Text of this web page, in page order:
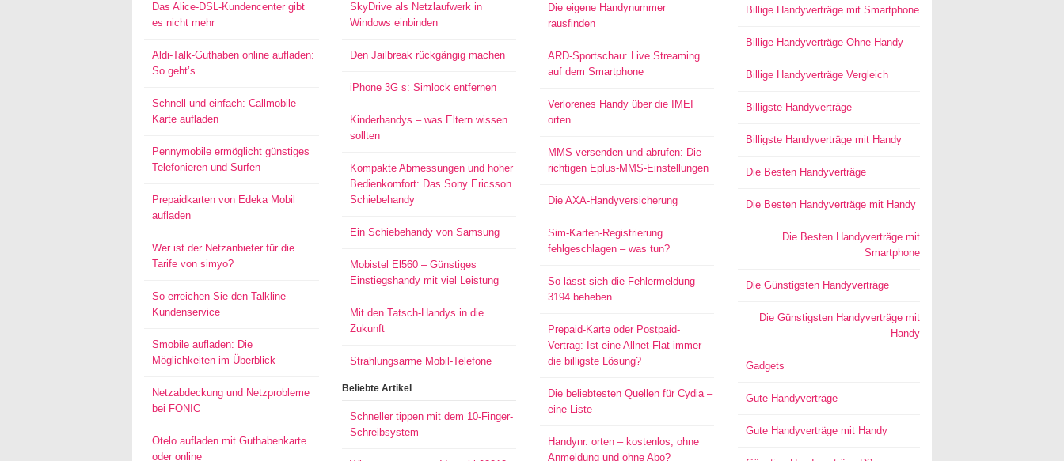
Das Alice-DSL-Kundencenter gibt
es nicht mehr
Aldi-Talk-Guthaben online aufladen:
So geht’s
Schnell und einfach: Callmobile-
Karte aufladen
Pennymobile ermöglicht günstiges
Telefonieren und Surfen
Prepaidkarten von Edeka Mobil
aufladen
Wer ist der Netzanbieter für die
Tarife von simyo?
So erreichen Sie den Talkline
Kundenservice
Smobile aufladen: Die
Möglichkeiten im Überblick
Netzabdeckung und Netzprobleme
bei FONIC
Otelo aufladen mit Guthabenkarte
oder online
SkyDrive als Netzlaufwerk in
Windows einbinden
Den Jailbreak rückgängig machen
iPhone 3G s: Simlock entfernen
Kinderhandys – was Eltern wissen
sollten
Kompakte Abmessungen und hoher
Bedienkomfort: Das Sony Ericsson
Schiebehandy
Ein Schiebehandy von Samsung
Mobistel El560 – Günstiges
Einstiegshandy mit viel Leistung
Mit den Tatsch-Handys in die
Zukunft
Strahlungsarme Mobil-Telefone
Beliebte Artikel
Schneller tippen mit dem 10-Finger-
Schreibsystem
Die eigene Handynummer
rausfinden
ARD-Sportschau: Live Streaming
auf dem Smartphone
Verlorenes Handy über die IMEI
orten
MMS versenden und abrufen: Die
richtigen Eplus-MMS-Einstellungen
Die AXA-Handyversicherung
Sim-Karten-Registrierung
fehlgeschlagen – was tun?
So lässt sich die Fehlermeldung
3194 beheben
Prepaid-Karte oder Postpaid-
Vertrag: Ist eine Allnet-Flat immer
die billigste Lösung?
Die beliebtesten Quellen für Cydia –
eine Liste
Handynr. orten – kostenlos, ohne
Anmeldung und ohne Abo?
Billige Handyverträge mit Smartphone
Billige Handyverträge Ohne Handy
Billige Handyverträge Vergleich
Billigste Handyverträge
Billigste Handyverträge mit Handy
Die Besten Handyverträge
Die Besten Handyverträge mit Handy
Die Besten Handyverträge mit
Smartphone
Die Günstigsten Handyverträge
Die Günstigsten Handyverträge mit
Handy
Gadgets
Gute Handyverträge
Gute Handyverträge mit Handy